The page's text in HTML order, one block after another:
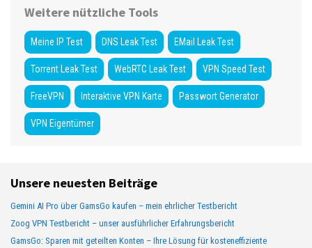
Weitere nützliche Tools
Meine IP Test DNS Leak Test EMail Leak Test
Torrent Leak Test WebRTC Leak Test VPN Speed Test
FreeVPN Interaktive VPN Karte Passwort Generator
VPN Eigentümer
Unsere neuesten Beiträge
Gemini AI Pro über GamsGo kaufen – mein ehrlicher Testbericht
Zoog VPN Testbericht – unser ausführlicher Erfahrungsbericht
GamsGo: Sparen mit geteilten Konten – Ihre Lösung für kosteneffiziente